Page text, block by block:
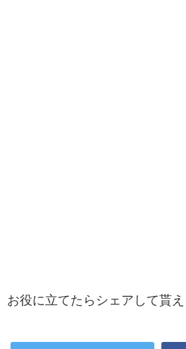
お役に立てたらシェアして貰え